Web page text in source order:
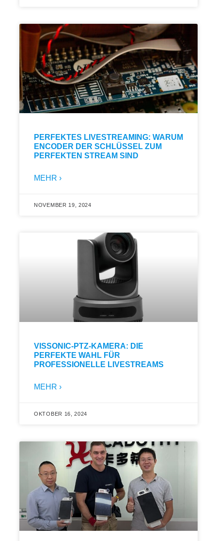
PERFEKTES LIVESTREAMING: WARUM
ENCODER DER SCHLÜSSEL ZUM
PERFEKTEN STREAM SIND
MEHR ›
NOVEMBER 19, 2024
VISSONIC-PTZ-KAMERA: DIE
PERFEKTE WAHL FÜR
PROFESSIONELLE LIVESTREAMS
MEHR ›
OKTOBER 16, 2024